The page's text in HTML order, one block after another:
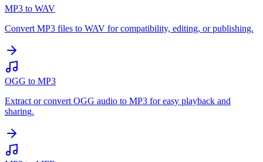
MP3 to WAV
Convert MP3 files to WAV for compatibility, editing, or publishing.
OGG to MP3
Extract or convert OGG audio to MP3 for easy playback and
sharing.